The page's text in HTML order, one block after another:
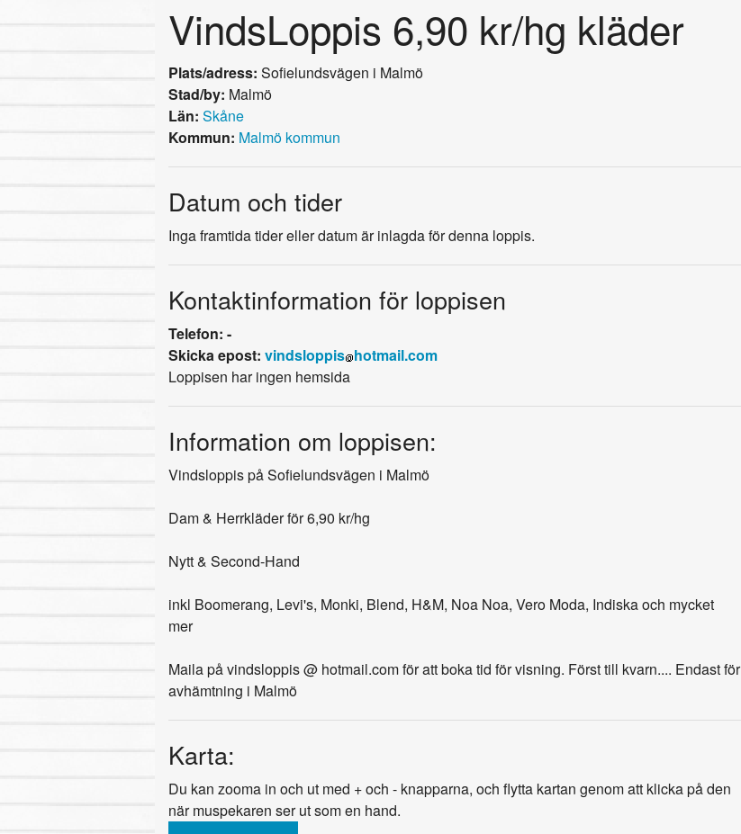
VindsLoppis 6,90 kr/hg kläder
Plats/adress: Sofielundsvägen i Malmö
Stad/by: Malmö
Län: Skåne
Kommun: Malmö kommun
Datum och tider
Inga framtida tider eller datum är inlagda för denna loppis.
Kontaktinformation för loppisen
Telefon: -
Skicka epost: vindsloppis hotmail.com
Loppisen har ingen hemsida
Information om loppisen:
Vindsloppis på Sofielundsvägen i Malmö
Dam & Herrkläder för 6,90 kr/hg
Nytt & Second-Hand
inkl Boomerang, Levi's, Monki, Blend, H&M, Noa Noa, Vero Moda, Indiska och mycket
mer
Maila på vindsloppis @ hotmail.com för att boka tid för visning. Först till kvarn.... Endast för
avhämtning i Malmö
Karta:
Du kan zooma in och ut med + och - knapparna, och flytta kartan genom att klicka på den
när muspekaren ser ut som en hand.